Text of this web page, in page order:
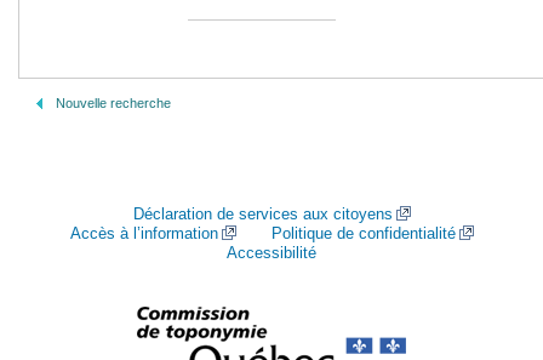
Nouvelle recherche
Déclaration de services aux citoyens
Accès à l’information
Politique de confidentialité
Accessibilité